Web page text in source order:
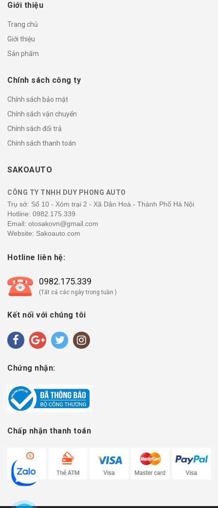
Giới thiệu
Trang chủ
Giới thiệu
Sản phẩm
Chính sách công ty
Chính sách bảo mật
Chính sách vận chuyển
Chính sách đổi trả
Chính sách thanh toán
SAKOAUTO
CÔNG TY TNHH DUY PHONG AUTO
Trụ sở: Số 10 - Xóm trại 2 - Xã Dân Hoà - Thành Phố Hà Nội
Hotline: 0982.175.339
Email: otosakovn@gmail.com
Website: Sakoauto.com
Hotline liên hệ:
0982.175.339
(Tất cả các ngày trong tuần )
Kết nối với chúng tôi
Chứng nhận:
Chấp nhận thanh toán